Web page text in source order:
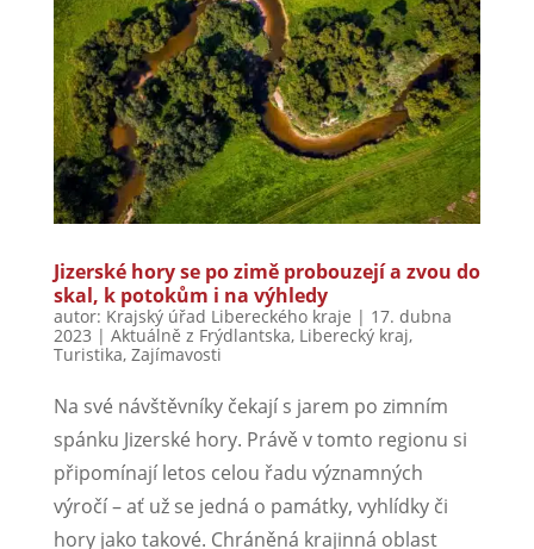
Jizerské hory se po zimě probouzejí a zvou do
skal, k potokům i na výhledy
autor: Krajský úřad Libereckého kraje | 17. dubna
2023 | Aktuálně z Frýdlantska, Liberecký kraj,
Turistika, Zajímavosti
Na své návštěvníky čekají s jarem po zimním
spánku Jizerské hory. Právě v tomto regionu si
připomínají letos celou řadu významných
výročí – ať už se jedná o památky, vyhlídky či
hory jako takové. Chráněná krajinná oblast